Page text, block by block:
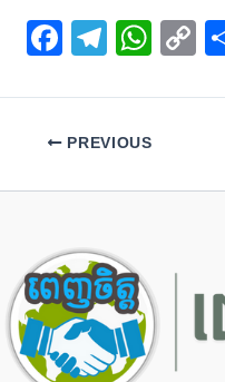
F
a
c
e
b
o
k
T
el
e
gr
a
W
h
at
A
C
o
p
Li
PREVIOUS